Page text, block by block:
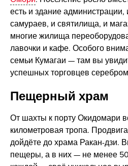
есть и здание
самураев, и святилища, и
многие жилища
лавочки и кафе. Особого
семьи Кумагаи — там вы
успешных торговцев
Пещерный храм
От шахты к порту Окидомари
километровая тропа.
дойдёте до храма Ракан-дзи.
пещеры, а в них — не менее